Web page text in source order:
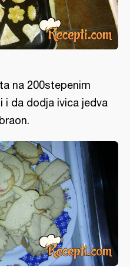
na 200stepenim
i da dodja ivica jedva